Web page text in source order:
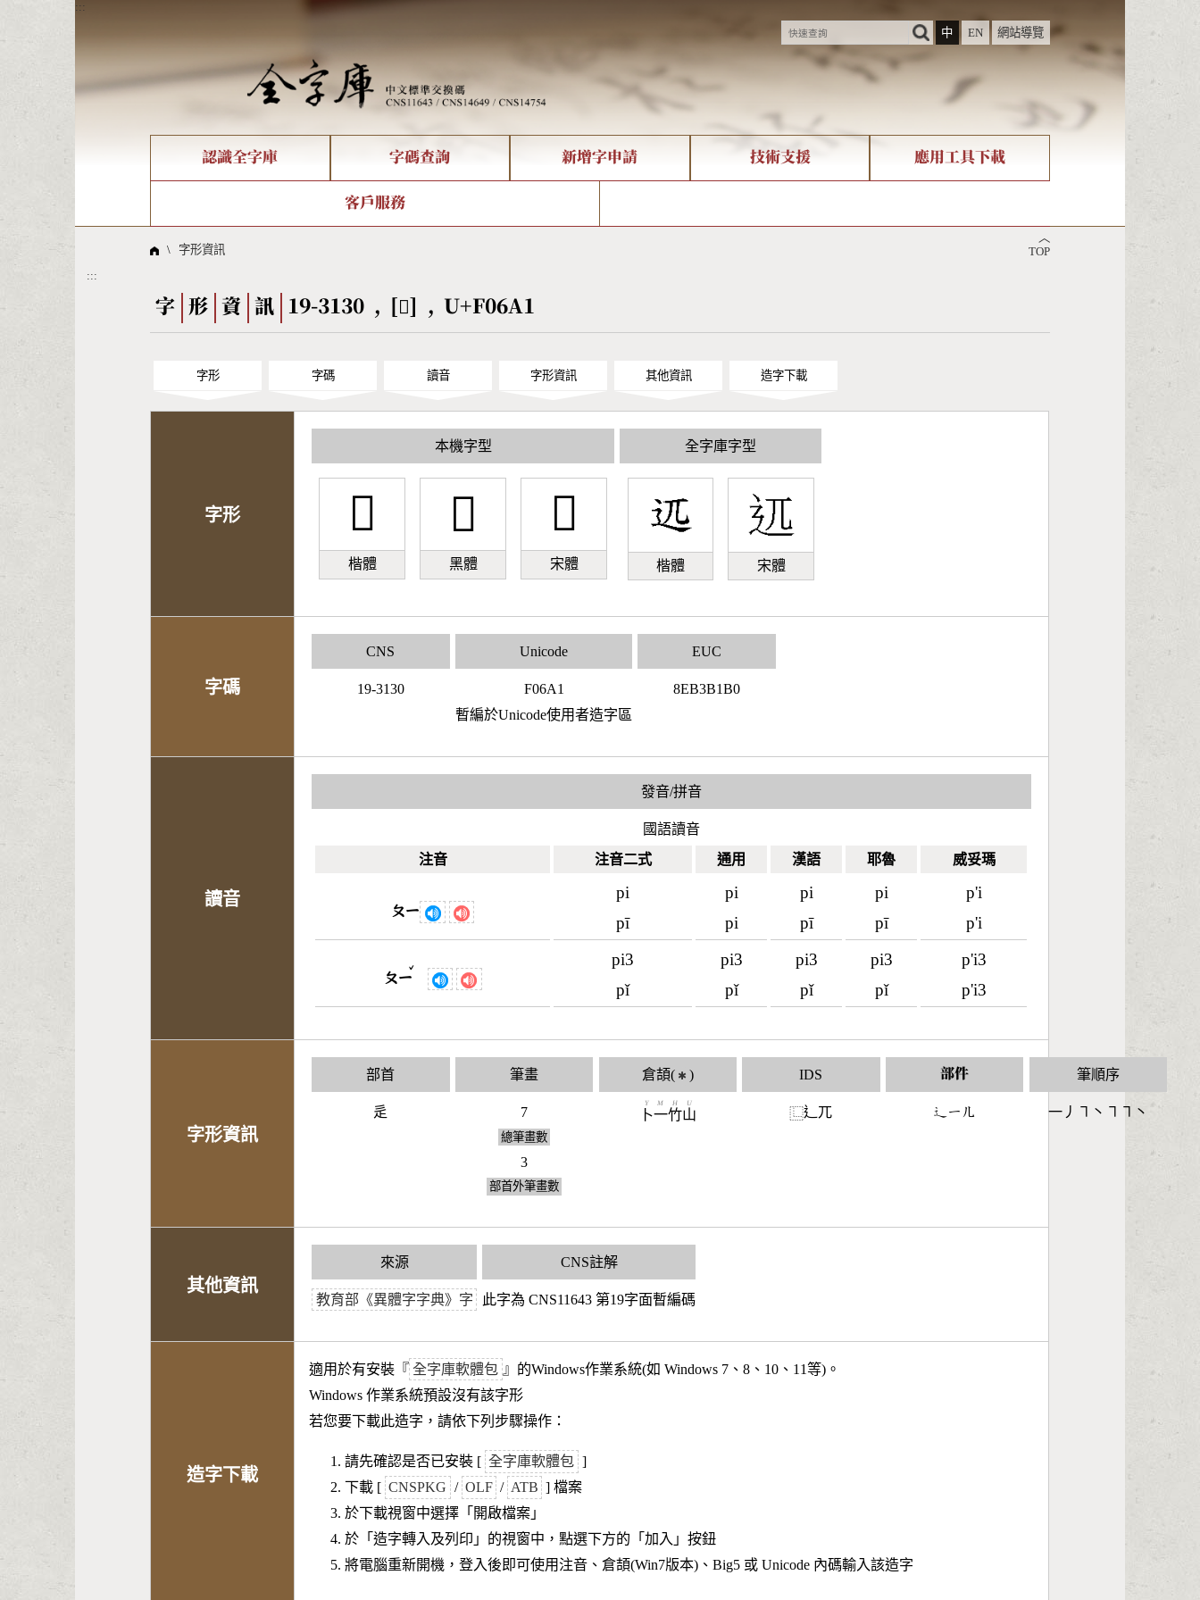
:::
中
EN 網站導覽
認識全字庫
全字庫現況
線上教學
字碼查詢
部件查詢
倉頡查詢
Big5查詢 拼音查詢
新增字申請 技術支援
造字解決方案
應用工具下載
字形下載
客戶服務
問題集
︿
TOP
\ 字形資訊
:::
字 形 資 訊 19-3130 , [󰚡] , U+F06A1
字形 字碼 讀音 字形資訊 其他資訊 造字下載
字形
本機字型
󰚡
楷體
󰚡
黑體
󰚡
宋體
全字庫字型
楷體 宋體
字碼
CNS
19-3130
Unicode
F06A1
暫編於Unicode使用者造字區
EUC
8EB3B1B0
讀音
發音/拼音
國語讀音
注音
注音二式 通用 漢語 耶魯 威妥瑪
ㄆㄧ
pi
pī
pi
pi
pi
pī
pi
pī
p'i
p'i
ㄆㄧ
ˇ
pi3
pǐ
pi3
pǐ
pi3
pǐ
pi3
pǐ
p'i3
p'i3
字形資訊
部首
辵
筆畫
7
總筆畫數
3
部首外筆畫數
倉頡( ✱ )
卜
Y
一
M
竹
H
山
U
IDS
⿺辶兀
部件
󶃼󶀀󶀶
筆順序
一丿㇕丶㇕㇕丶
其他資訊
來源
教育部《異體字字典》字
CNS註解
此字為 CNS11643 第19字面暫編碼
造字下載
適用於有安裝『 全字庫軟體包 』的Windows作業系統(如 Windows 7、8、10、11等)。
Windows 作業系統預設沒有該字形
若您要下載此造字，請依下列步驟操作：
請先確認是否已安裝 [ 全字庫軟體包 ]
下載 [ CNSPKG / OLF / ATB ] 檔案
於下載視窗中選擇「開啟檔案」
於「造字轉入及列印」的視窗中，點選下方的「加入」按鈕
將電腦重新開機，登入後即可使用注音、倉頡(Win7版本)、Big5 或 Unicode 內碼輸入該造字